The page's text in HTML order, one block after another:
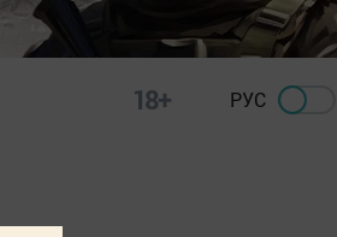
18+ РУС